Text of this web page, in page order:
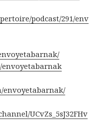
podcast/291/env
envoyetabarnak/
UCvZs_5sJ32FHv